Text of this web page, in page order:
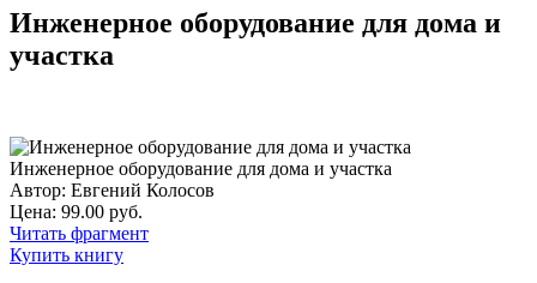
Инженерное оборудование для дома и
участка
Инженерное оборудование для дома и участка
Автор: Евгений Колосов
Цена: 99.00 руб.
Читать фрагмент
Купить книгу